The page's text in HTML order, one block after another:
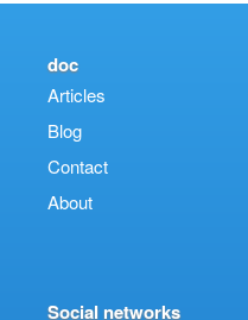
doc
Articles
Blog
Contact
About
Social networks